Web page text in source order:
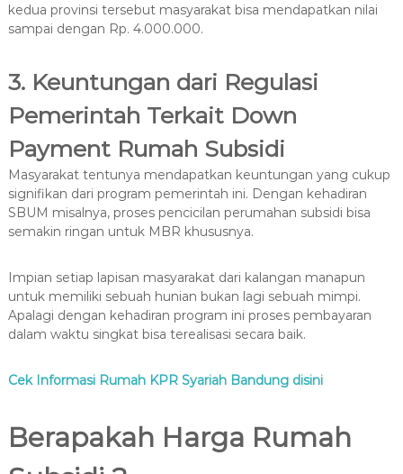
kedua provinsi tersebut masyarakat bisa mendapatkan nilai
sampai dengan Rp. 4.000.000.
3. Keuntungan dari Regulasi
Pemerintah Terkait Down
Payment Rumah Subsidi
Masyarakat tentunya mendapatkan keuntungan yang cukup
signifikan dari program pemerintah ini. Dengan kehadiran
SBUM misalnya, proses pencicilan perumahan subsidi bisa
semakin ringan untuk MBR khususnya.
Impian setiap lapisan masyarakat dari kalangan manapun
untuk memiliki sebuah hunian bukan lagi sebuah mimpi.
Apalagi dengan kehadiran program ini proses pembayaran
dalam waktu singkat bisa terealisasi secara baik.
Cek Informasi Rumah KPR Syariah Bandung disini
Berapakah Harga Rumah